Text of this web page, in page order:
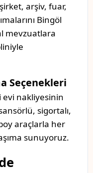
arşiv, fuar,
Bingöl
mevzuatlara
Seçenekleri
evi nakliyesinin
sigortalı,
araçlarla her
sunuyoruz.